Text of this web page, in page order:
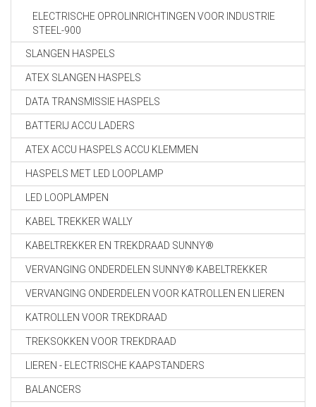
ELECTRISCHE OPROLINRICHTINGEN VOOR INDUSTRIE
STEEL-900
SLANGEN HASPELS
ATEX SLANGEN HASPELS
DATA TRANSMISSIE HASPELS
BATTERIJ ACCU LADERS
ATEX ACCU HASPELS ACCU KLEMMEN
HASPELS MET LED LOOPLAMP
LED LOOPLAMPEN
KABEL TREKKER WALLY
KABELTREKKER EN TREKDRAAD SUNNY®
VERVANGING ONDERDELEN SUNNY® KABELTREKKER
VERVANGING ONDERDELEN VOOR KATROLLEN EN LIEREN
KATROLLEN VOOR TREKDRAAD
TREKSOKKEN VOOR TREKDRAAD
LIEREN - ELECTRISCHE KAAPSTANDERS
BALANCERS